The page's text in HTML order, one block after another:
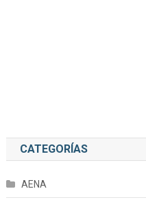
CATEGORÍAS
AENA